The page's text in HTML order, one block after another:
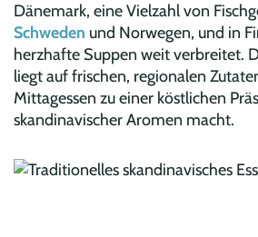
Dänemark, eine Vielzahl von
Schweden und Norwegen, und in
herzhafte Suppen weit verbreitet.
liegt auf frischen, regionalen
Mittagessen zu einer köstlichen
skandinavischer Aromen macht.